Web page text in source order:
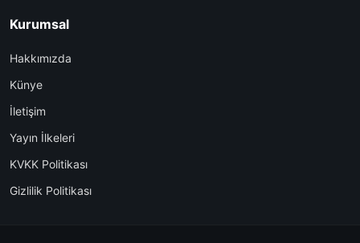
Kurumsal
Hakkımızda
Künye
İletişim
Yayın İlkeleri
KVKK Politikası
Gizlilik Politikası